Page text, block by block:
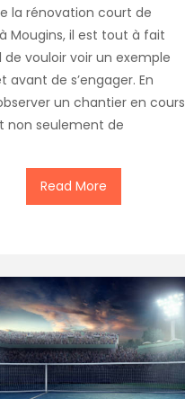
la rénovation court de
Mougins, il est tout à fait
de vouloir voir un exemple
avant de s’engager. En
un chantier en cours
non seulement de
Read More